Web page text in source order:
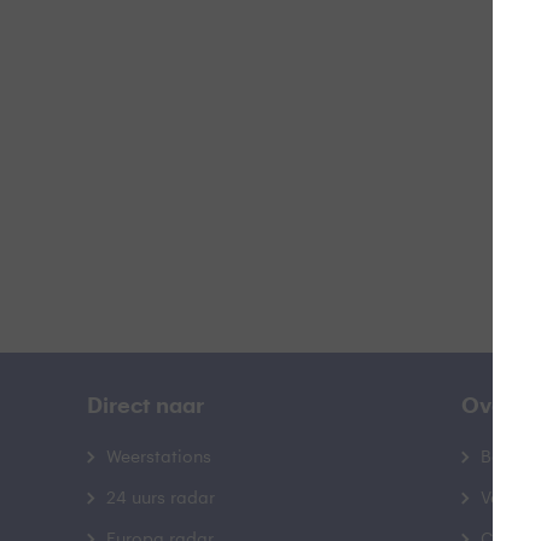
Direct naar
Weerstations
24 uurs radar
Over